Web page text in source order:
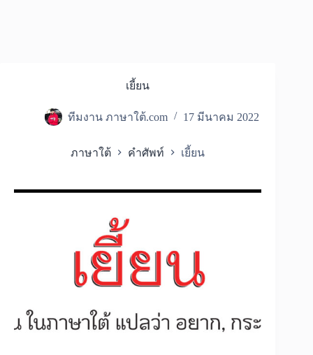
เยี้ยน
ทีมงาน ภาษาใต้.com 17 มีนาคม 2022
ภาษาใต้ คำศัพท์ เยี้ยน